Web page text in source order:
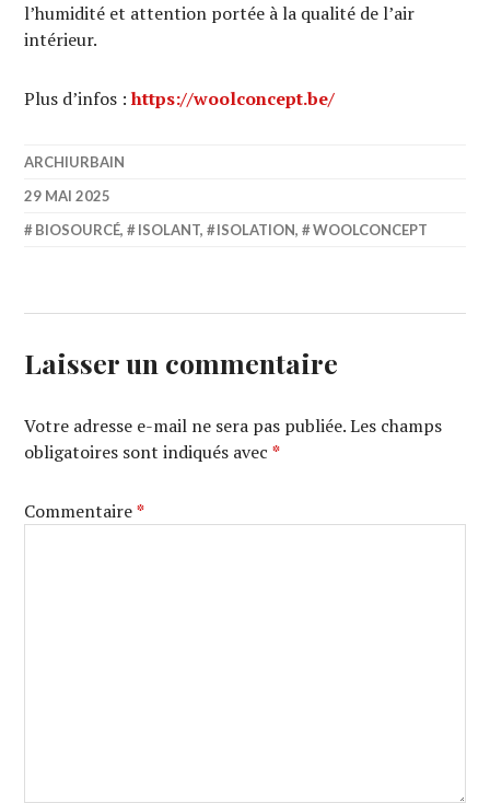
l’humidité et attention portée à la qualité de l’air
intérieur.
Plus d’infos :https://woolconcept.be/
ARCHIURBAIN
29 MAI 2025
BIOSOURCÉ, ISOLANT, ISOLATION, WOOLCONCEPT
Laisser un commentaire
Votre adresse e-mail ne sera pas publiée. Les champs
obligatoires sont indiqués avec*
Commentaire*